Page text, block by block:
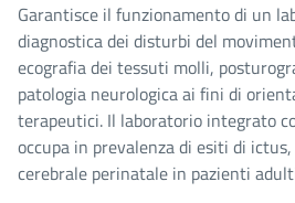
Garantisce il funzionamento di un
diagnostica dei disturbi del
ecografia dei tessuti molli,
patologia neurologica ai fini di
terapeutici. Il laboratorio integrato
occupa in prevalenza di esiti di
cerebrale perinatale in pazienti